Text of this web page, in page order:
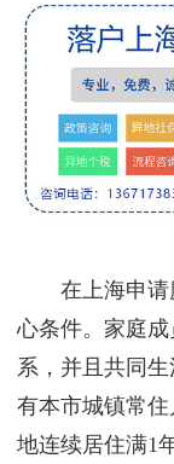
生
务
优
案
客
好
在上海申请
心条件。家庭
系，并且共同
有本市城镇常
地连续居住满1